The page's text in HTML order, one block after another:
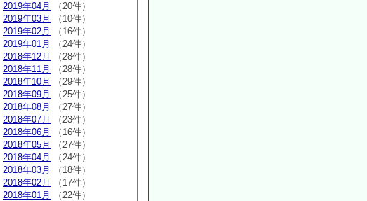
2019年04月
（20件）
2019年03月
（10件）
2019年02月
（16件）
2019年01月
（24件）
2018年12月
（28件）
2018年11月
（28件）
2018年10月
（29件）
2018年09月
（25件）
2018年08月
（27件）
2018年07月
（23件）
2018年06月
（16件）
2018年05月
（27件）
2018年04月
（24件）
2018年03月
（18件）
2018年02月
（17件）
2018年01月
（22件）